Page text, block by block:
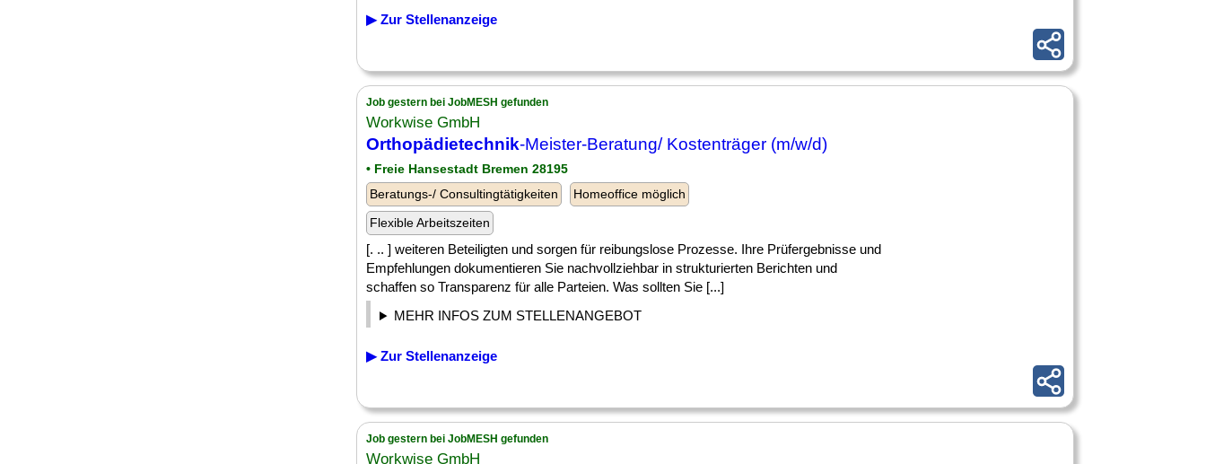
▶ Zur Stellenanzeige
Job gestern bei JobMESH gefunden
Workwise GmbH
Orthopädietechnik-Meister-Beratung/ Kostenträger (m/w/d)
• Freie Hansestadt Bremen 28195
Beratungs-/ Consultingtätigkeiten
Homeoffice möglich
Flexible Arbeitszeiten
[. .. ] weiteren Beteiligten und sorgen für reibungslose Prozesse. Ihre Prüfergebnisse und
Empfehlungen dokumentieren Sie nachvollziehbar in strukturierten Berichten und
schaffen so Transparenz für alle Parteien. Was sollten Sie [...]
MEHR INFOS ZUM STELLENANGEBOT
▶ Zur Stellenanzeige
Job gestern bei JobMESH gefunden
Workwise GmbH